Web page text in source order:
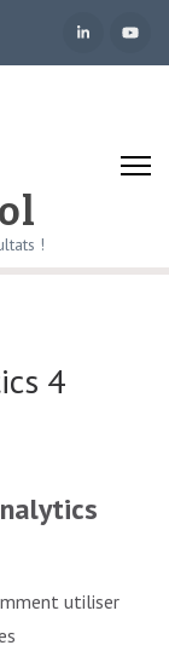
!
4
utiliser